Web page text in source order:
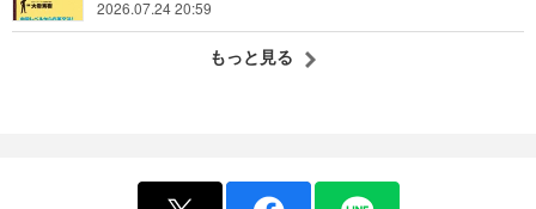
2026.07.24 20:59
もっと見る